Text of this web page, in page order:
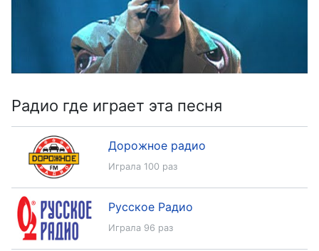
Радио где играет эта песня
Играла 100 раз
Дорожное радио
Играла 96 раз
Русское Радио